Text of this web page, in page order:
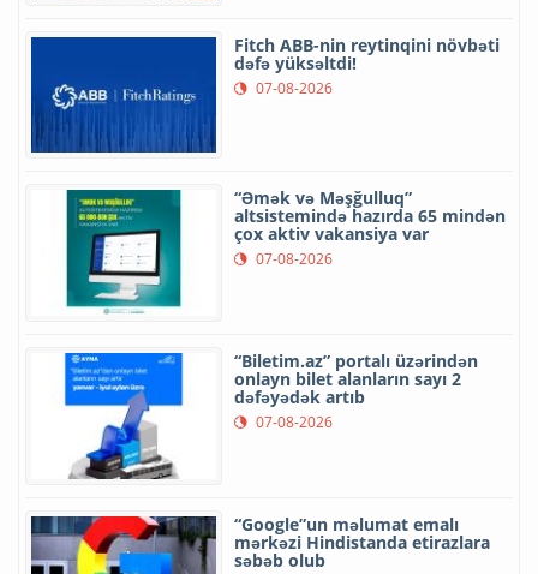
Fitch ABB-nin reytinqini növbəti
dəfə yüksəltdi!
07-08-2026
“Əmək və Məşğulluq”
altsistemində hazırda 65 mindən
çox aktiv vakansiya var
07-08-2026
“Biletim.az” portalı üzərindən
onlayn bilet alanların sayı 2
dəfəyədək artıb
07-08-2026
“Google”un məlumat emalı
mərkəzi Hindistanda etirazlara
səbəb olub